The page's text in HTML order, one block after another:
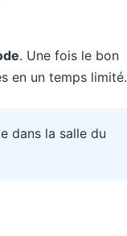
. Une fois le bon
en un temps limité.
dans la salle du